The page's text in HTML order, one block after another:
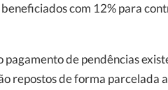
com 12% para
de pendências
repostos de forma parcelada